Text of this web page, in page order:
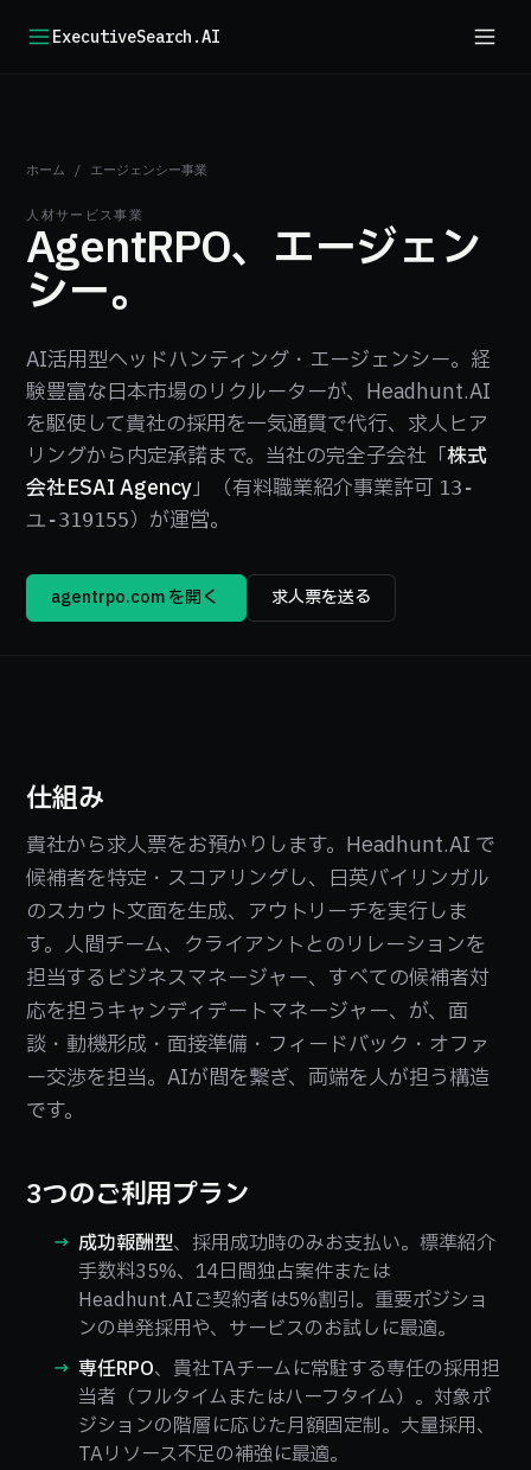
ExecutiveSearch.AI
ホーム / エージェンシー事業
人材サービス事業
AgentRPO、エージェン
シー。
AI活用型ヘッドハンティング・エージェンシー。経
験豊富な日本市場のリクルーターが、Headhunt.AI
を駆使して貴社の採用を一気通貫で代行、求人ヒア
リングから内定承諾まで。当社の完全子会社「株式
会社ESAI Agency」（有料職業紹介事業許可 13-
ユ-319155）が運営。
agentrpo.com を開く → 求人票を送る
仕組み
貴社から求人票をお預かりします。Headhunt.AI で
候補者を特定・スコアリングし、日英バイリンガル
のスカウト文面を生成、アウトリーチを実行しま
す。人間チーム、クライアントとのリレーションを
担当するビジネスマネージャー、すべての候補者対
応を担うキャンディデートマネージャー、が、面
談・動機形成・面接準備・フィードバック・オファ
ー交渉を担当。AIが間を繋ぎ、両端を人が担う構造
です。
3つのご利用プラン
成功報酬型、採用成功時のみお支払い。標準紹介
手数料35%、14日間独占案件または
Headhunt.AIご契約者は5%割引。重要ポジショ
ンの単発採用や、サービスのお試しに最適。
専任RPO、貴社TAチームに常駐する専任の採用担
当者（フルタイムまたはハーフタイム）。対象ポ
ジションの階層に応じた月額固定制。大量採用、
TAリソース不足の補強に最適。